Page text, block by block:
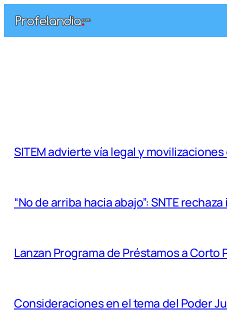
contenido
SITEM advierte vía legal y
“No de arriba hacia abajo”: SNTE
Lanzan Programa de Préstamos a Corto
Consideraciones en el tema del Poder